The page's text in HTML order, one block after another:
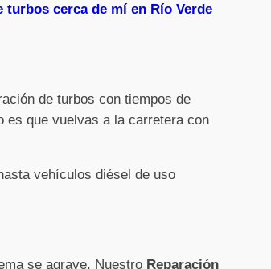
turbos cerca de mí en Río Verde
de turbos con tiempos de
es que vuelvas a la carretera con
vehículos diésel de uso
se agrave. Nuestro Reparación